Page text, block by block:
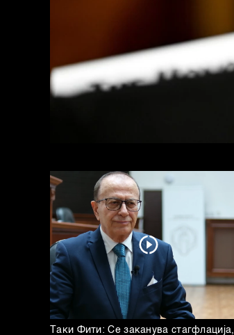
Таки Фити: Се заканува стагфлација,